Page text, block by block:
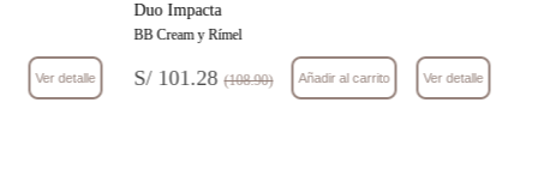
Ver detalle
Duo Impacta
BB Cream y Rímel
S/ 101.28(108.90) Añadir al carrito Ver detalle